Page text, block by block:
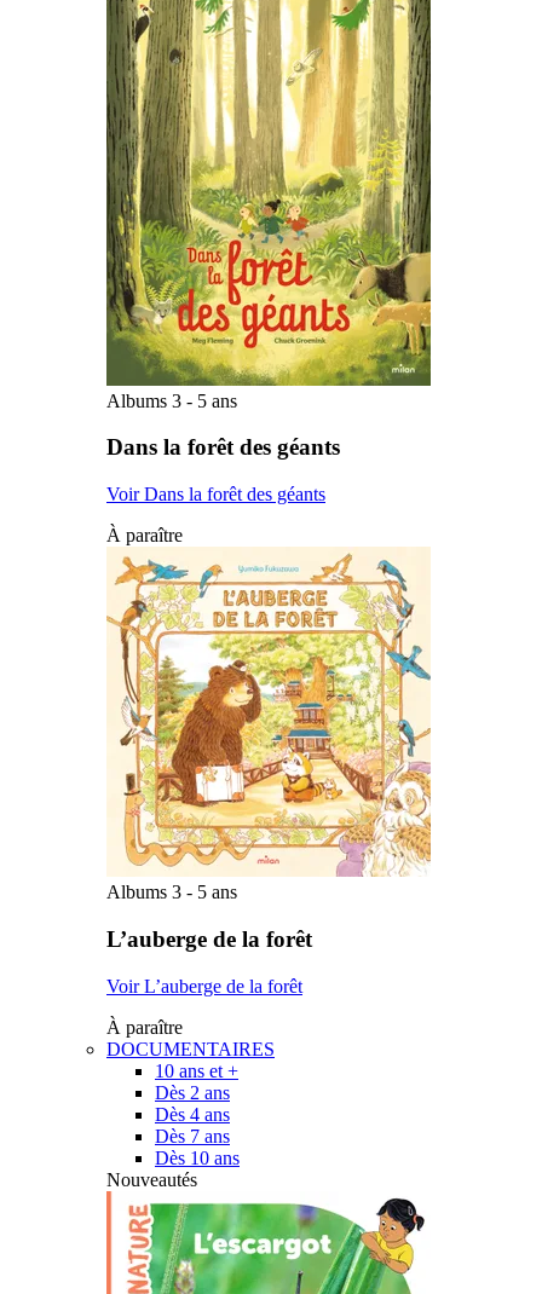
Albums 3 - 5 ans
Dans la forêt des géants
Voir Dans la forêt des géants
À paraître
Albums 3 - 5 ans
L’auberge de la forêt
Voir L’auberge de la forêt
À paraître
DOCUMENTAIRES
10 ans et +
Dès 2 ans
Dès 4 ans
Dès 7 ans
Dès 10 ans
Nouveautés